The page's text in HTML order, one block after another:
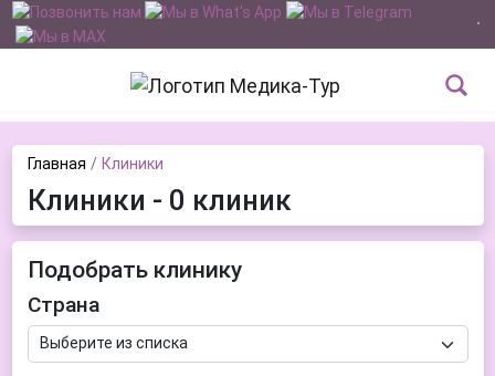
Главная Клиники
Клиники - 0 клиник
Подобрать клинику
Страна